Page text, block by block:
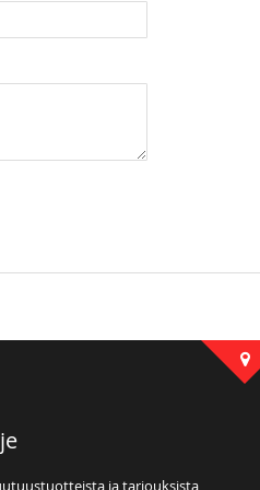
ja tarjouksista